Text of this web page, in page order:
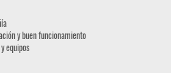
y buen funcionamiento
equipos